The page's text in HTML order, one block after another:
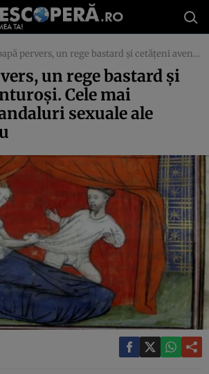
un rege bastard şi cetăţeni aventuroşi. Cele mai faimoase scandaluri sexuale ale Evului Mediu
un rege bastard şi
Cele mai
sexuale ale